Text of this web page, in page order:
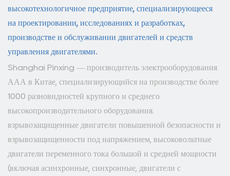
высокотехнологичное предприятие, специализирующееся
на проектировании, исследованиях и разработках,
производстве и обслуживании двигателей и средств
управления двигателями.
Shanghai Pinxing — производитель электрооборудования
ААА в Китае, специализирующийся на производстве более
1000 разновидностей крупного и среднего
высокопроизводительного оборудования.
взрывозащищенные двигатели повышенной безопасности и
взрывозащищенности под напряжением, высоковольтные
двигатели переменного тока большой и средней мощности
(включая асинхронные, синхронные, двигатели с